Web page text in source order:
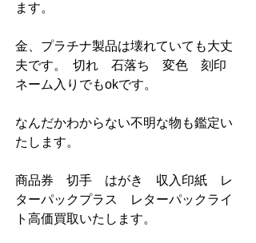
ます。
金、プラチナ製品は壊れていても大丈
夫です。  切れ　石落ち　変色　刻印
ネーム入りでもokです。
なんだかわからない不明な物も鑑定い
たします。
商品券　切手　はがき　収入印紙　レ
ターパックプラス　レターパックライ
ト高価買取いたします。